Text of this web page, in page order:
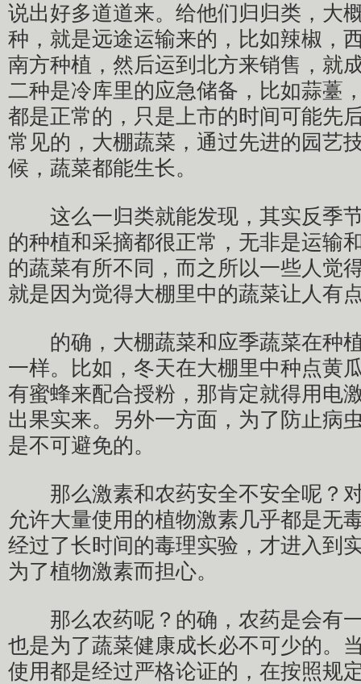
说出好多道道来。给他们归归类，大
种，就是远途运输来的，比如辣椒，
南方种植，然后运到北方来销售，就
二种是冷库里的应急储备，比如蒜薹
都是正常的，只是上市的时间可能先
常见的，大棚蔬菜，通过先进的园艺
候，蔬菜都能生长。
这么一归类就能发现，其实反季
的种植和采摘都很正常，无非是运输
的蔬菜有所不同，而之所以一些人觉
就是因为觉得大棚里中的蔬菜让人有
的确，大棚蔬菜和应季蔬菜在种
一样。比如，冬天在大棚里中种点黄
有蜜蜂来配合授粉，那肯定就得用电
出果实来。另外一方面，为了防止病
是不可避免的。
那么激素和农药安全不安全呢？
允许大量使用的植物激素几乎都是无
经过了长时间的毒理实验，才进入到
为了植物激素而担心。
那么农药呢？的确，农药是会有
也是为了蔬菜健康成长必不可少的。
使用都是经过严格论证的，在按照规